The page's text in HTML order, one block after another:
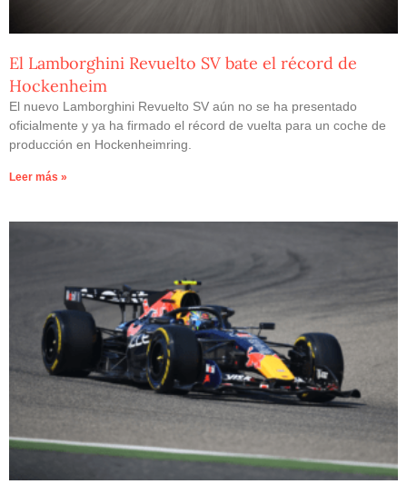
El Lamborghini Revuelto SV bate el récord de
Hockenheim
El nuevo Lamborghini Revuelto SV aún no se ha presentado
oficialmente y ya ha firmado el récord de vuelta para un coche de
producción en Hockenheimring.
Leer más »